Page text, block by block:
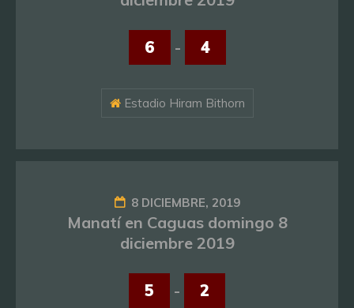
6 - 4
Estadio Hiram Bithorn
8 DICIEMBRE, 2019
Manatí en Caguas domingo 8
diciembre 2019
5 - 2